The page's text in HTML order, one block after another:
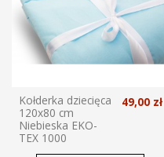
Kołderka dziecięca
120x80 cm
Niebieska EKO-
TEX 1000
49,00 zł